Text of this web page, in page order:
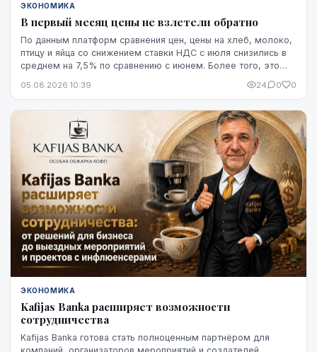
ЭКОНОМИКА
В первый месяц цены не взлетели обратно
По данным платформ сравнения цен, цены на хлеб, молоко,
птицу и яйца со снижением ставки НДС с июля снизились в
среднем на 7,5% по сравнению с июнем. Более того, это
данный момент - до начала августа.
05.08.2026 10:39 24 0 0
ЭКОНОМИКА
Kafijas Banka расширяет возможности
сотрудничества
Kafijas Banka готова стать полноценным партнёром для